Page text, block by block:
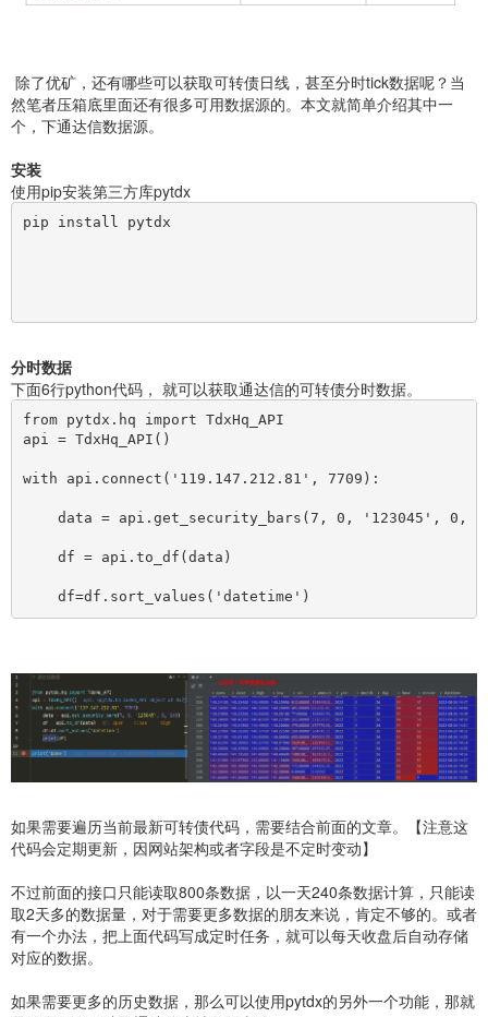
除了优矿，还有哪些可以获取可转债日线，甚至分时tick数据呢？当
然笔者压箱底里面还有很多可用数据源的。本文就简单介绍其中一
个，下通达信数据源。
安装
使用pip安装第三方库pytdx
pip install pytdx
分时数据
下面6行python代码， 就可以获取通达信的可转债分时数据。
from pytdx.hq import TdxHq_API
api = TdxHq_API()
with api.connect('119.147.212.81', 7709):
data = api.get_security_bars(7, 0, '123045', 0,
    df = api.to_df(data)
    df=df.sort_values('datetime')
如果需要遍历当前最新可转债代码，需要结合前面的文章。【注意这
代码会定期更新，因网站架构或者字段是不定时变动】
不过前面的接口只能读取800条数据，以一天240条数据计算，只能读
取2天多的数据量，对于需要更多数据的朋友来说，肯定不够的。或者
有一个办法，把上面代码写成定时任务，就可以每天收盘后自动存储
对应的数据。
如果需要更多的历史数据，那么可以使用pytdx的另外一个功能，那就